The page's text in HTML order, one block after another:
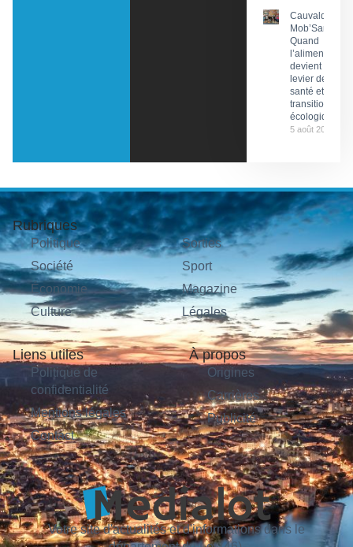
Cauvaldor –
Mob’Santé :
Quand
l’alimentation
devient un
levier de
santé et de
transition
écologique
5 août 2026
Rubriques
Politique
Société
Économie
Culture
Sorties
Sport
Magazine
Légales
Liens utiles
Politique de
confidentialité
Mentions légales
Contact
À propos
Origines
Carrières
Publicité
Votre site d'actualités et d'informations dans le